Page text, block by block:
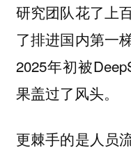
研究团队花了上
了排进国内第一
2025年初被
果盖过了风头。
更棘手的是人员